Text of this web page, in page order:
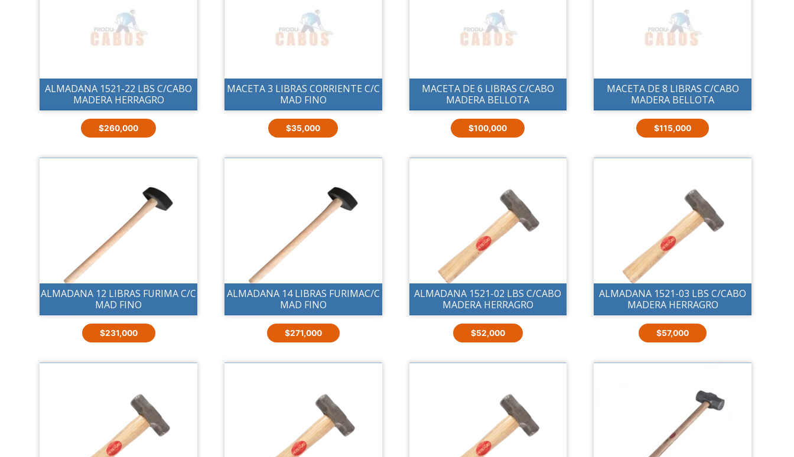
ALMADANA 1521-22 LBS C/CABO
MADERA HERRAGRO
$260,000
MACETA 3 LIBRAS CORRIENTE C/C
MAD FINO
$35,000
MACETA DE 6 LIBRAS C/CABO
MADERA BELLOTA
$100,000
MACETA DE 8 LIBRAS C/CABO
MADERA BELLOTA
$115,000
ALMADANA 12 LIBRAS FURIMA C/C
MAD FINO
$231,000
ALMADANA 14 LIBRAS FURIMAC/C
MAD FINO
$271,000
ALMADANA 1521-02 LBS C/CABO
MADERA HERRAGRO
$52,000
ALMADANA 1521-03 LBS C/CABO
MADERA HERRAGRO
$57,000